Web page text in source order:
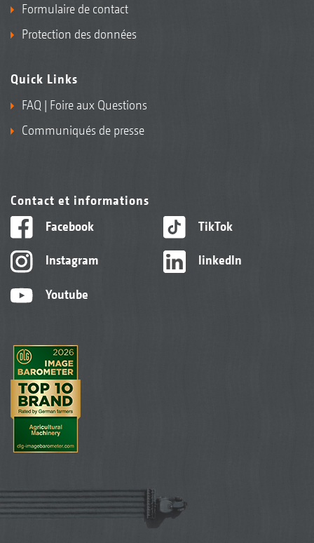
Formulaire de contact
Protection des données
Quick Links
FAQ | Foire aux Questions
Communiqués de presse
Contact et informations
Facebook
Instagram
Youtube
TikTok
linkedIn